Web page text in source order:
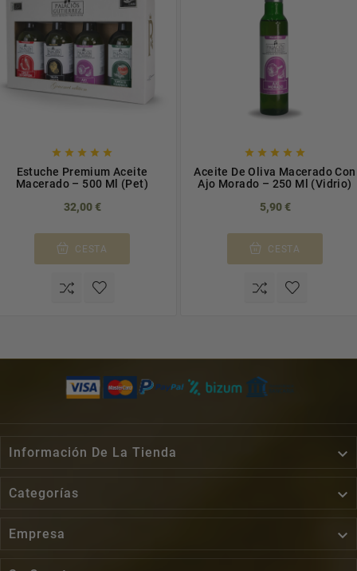
    
Estuche Premium Aceite
Macerado – 500 Ml (Pet)
32,00 €
CESTA
    
Aceite De Oliva Macerado Con
Ajo Morado – 250 Ml (Vidrio)
5,90 €
CESTA
Información De La Tienda 
Categorías 
Empresa 